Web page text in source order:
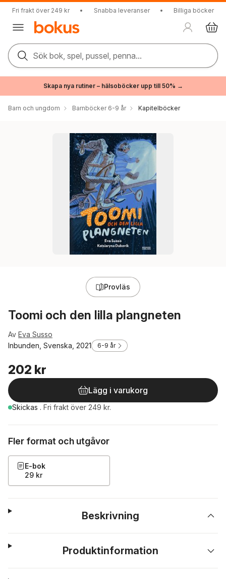
Fri frakt över 249 kr • Snabba leveranser • Billiga böcker
Sök bok, spel, pussel, penna...
Skapa nya rutiner – hälsoböcker upp till 50% →
Barn och ungdom Barnböcker 6-9 år Kapitelböcker
Provläs
Toomi och den lilla plangneten
Av Eva Susso
Inbunden, Svenska, 2021
6-9 år
202 kr
Lägg i varukorg
Skickas . Fri frakt över 249 kr.
Fler format och utgåvor
E-bok
29 kr
Beskrivning
Produktinformation